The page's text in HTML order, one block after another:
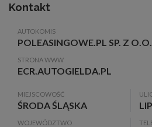
Kontakt
AUTOKOMIS
POLEASINGOWE.PL SP. Z O.O.
STRONA WWW
ECR.AUTOGIELDA.PL
MIEJSCOWOŚĆ
ŚRODA ŚLĄSKA
WOJEWÓDZTWO